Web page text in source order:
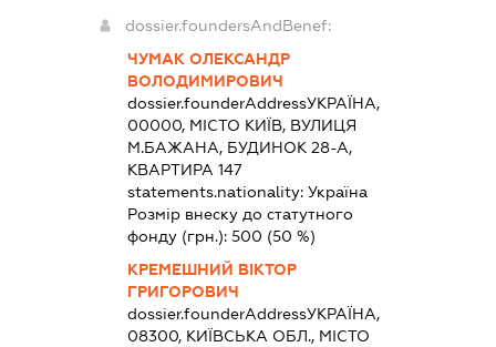
dossier.foundersAndBenef:
ЧУМАК ОЛЕКСАНДР
ВОЛОДИМИРОВИЧ
dossier.founderAddressУКРАЇНА,
00000, МІСТО КИЇВ, ВУЛИЦЯ
М.БАЖАНА, БУДИНОК 28-А,
КВАРТИРА 147
statements.nationality:Україна
Розмір внеску до статутного
фонду (грн.):500 (50 %)
КРЕМЕШНИЙ ВІКТОР
ГРИГОРОВИЧ
dossier.founderAddressУКРАЇНА,
08300, КИЇВСЬКА ОБЛ., МІСТО